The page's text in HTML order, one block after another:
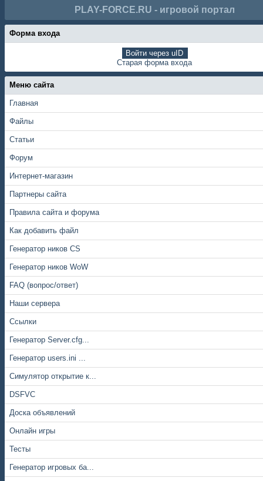
PLAY-FORCE.RU - игровой портал
Форма входа
Войти через uID
Старая форма входа
Меню сайта
Главная
Файлы
Статьи
Форум
Интернет-магазин
Партнеры сайта
Правила сайта и форума
Как добавить файл
Генератор ников CS
Генератор ников WoW
FAQ (вопрос/ответ)
Наши сервера
Ссылки
Генератор Server.cfg...
Генератор users.ini ...
Симулятор открытие к...
DSFVC
Доска объявлений
Онлайн игры
Тесты
Генератор игровых ба...